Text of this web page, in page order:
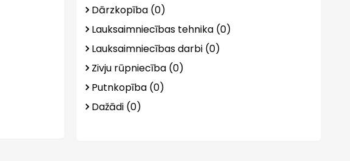
Dārzkopība (0)
Lauksaimniecības tehnika (0)
Lauksaimniecības darbi (0)
Zivju rūpniecība (0)
Putnkopība (0)
Dažādi (0)